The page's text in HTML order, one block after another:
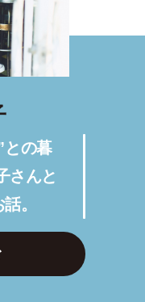
との暮
さんと
。